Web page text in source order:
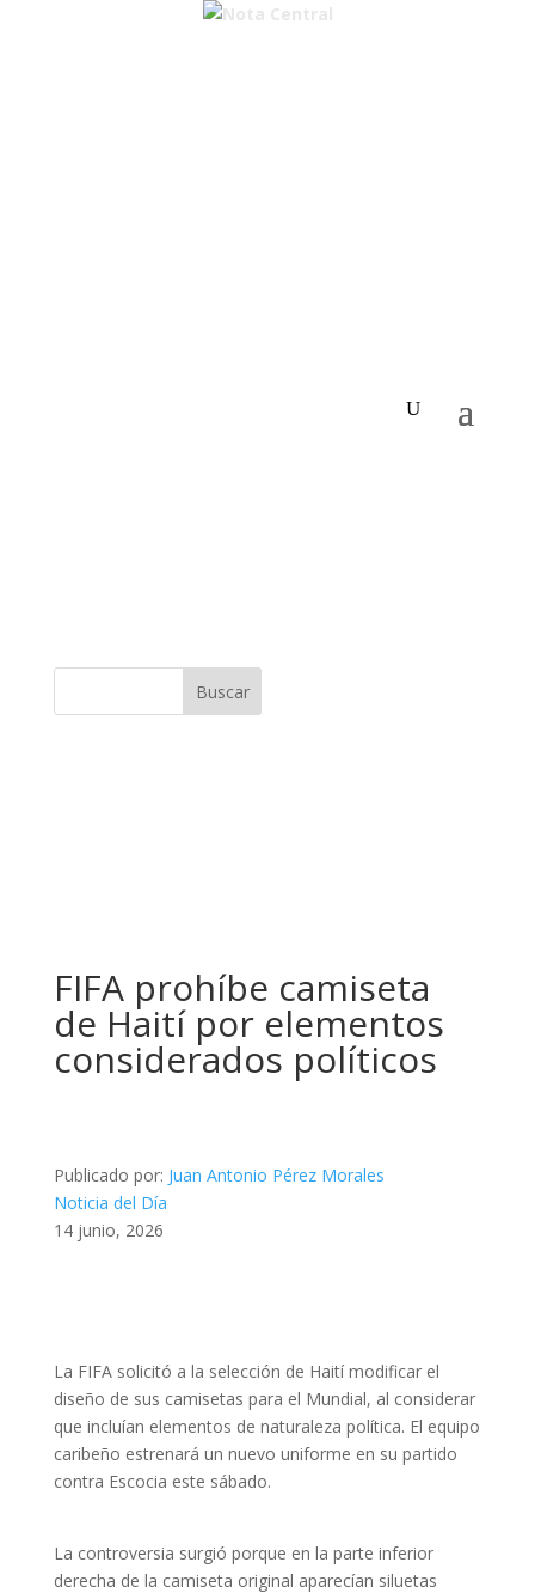
Buscar
FIFA prohíbe camiseta
de Haití por elementos
considerados políticos
Publicado por: Juan Antonio Pérez Morales
Noticia del Día
14 junio, 2026
La FIFA solicitó a la selección de Haití modificar el
diseño de sus camisetas para el Mundial, al considerar
que incluían elementos de naturaleza política. El equipo
caribeño estrenará un nuevo uniforme en su partido
contra Escocia este sábado.
La controversia surgió porque en la parte inferior
derecha de la camiseta original aparecían siluetas